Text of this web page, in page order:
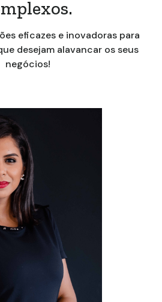
eficazes e inovadoras para
desejam alavancar os seus
negócios!